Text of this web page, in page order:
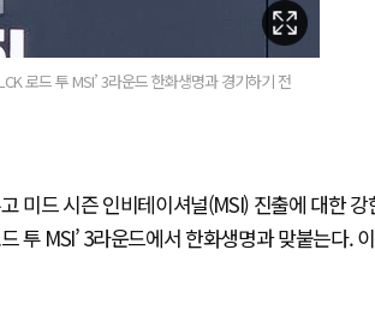
로드 투 MSI’ 3라운드 한화생명과 경기하기 전
미드 시즌 인비테이셔널(MSI) 진출에 대한 강
투 MSI’ 3라운드에서 한화생명과 맞붙는다.